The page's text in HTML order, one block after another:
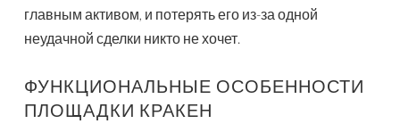
главным активом, и потерять его из-за одной
неудачной сделки никто не хочет.
ФУНКЦИОНАЛЬНЫЕ ОСОБЕННОСТИ
ПЛОЩАДКИ КРАКЕН